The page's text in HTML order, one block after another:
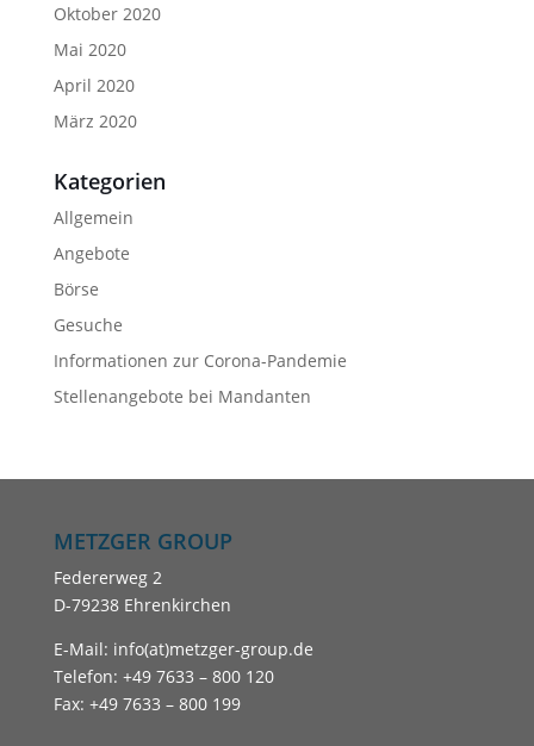
Oktober 2020
Mai 2020
April 2020
März 2020
Kategorien
Allgemein
Angebote
Börse
Gesuche
Informationen zur Corona-Pandemie
Stellenangebote bei Mandanten
METZGER GROUP
Federerweg 2
D-79238 Ehrenkirchen
E-Mail: info(at)metzger-group.de
Telefon: +49 7633 – 800 120
Fax: +49 7633 – 800 199